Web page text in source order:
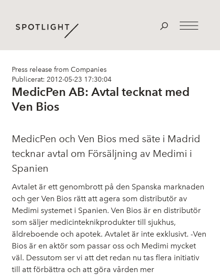
Press release from Companies
Publicerat: 2012-05-23 17:30:04
MedicPen AB: Avtal tecknat med
Ven Bios
MedicPen och Ven Bios med säte i Madrid
tecknar avtal om Försäljning av Medimi i
Spanien
Avtalet är ett genombrott på den Spanska marknaden
och ger Ven Bios rätt att agera som distributör av
Medimi systemet i Spanien. Ven Bios är en distributör
som säljer medicinteknikprodukter till sjukhus,
äldreboende och apotek. Avtalet är inte exklusivt. -Ven
Bios är en aktör som passar oss och Medimi mycket
väl. Dessutom ser vi att det redan nu tas flera initiativ
till att förbättra och att göra vården mer